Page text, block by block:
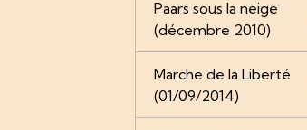
Paars sous la neige
(décembre 2010)
Marche de la Liberté
(01/09/2014)